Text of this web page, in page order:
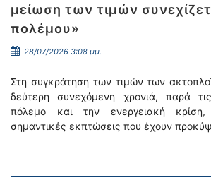
μείωση των τιμών
πολέμου»
28/07/2026 3:08 μμ.
Στη συγκράτηση των τιμών των
δεύτερη συνεχόμενη χρονιά, παρά
πόλεμο και την ενεργειακή
σημαντικές εκπτώσεις που έχουν